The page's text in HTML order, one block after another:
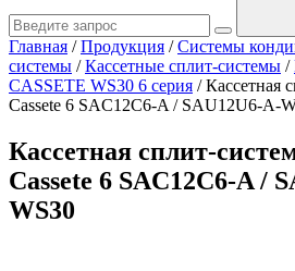
Главная / Продукция / Системы
системы / Кассетные сплит-системы /
CASSETE WS30 6 серия /Кассетная
Cassete 6 SAC12C6-A / SAU12U6-A-
Кассетная сплит-
Cassete 6 SAC12C6-A /
WS30